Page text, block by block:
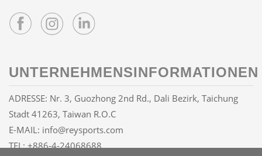
UNTERNEHMENSINFORMATIONEN
ADRESSE: Nr. 3, Guozhong 2nd Rd., Dali Bezirk, Taichung
Stadt 41263, Taiwan R.O.C
E-MAIL: info@reysports.com
TEL:+886-4-24068688